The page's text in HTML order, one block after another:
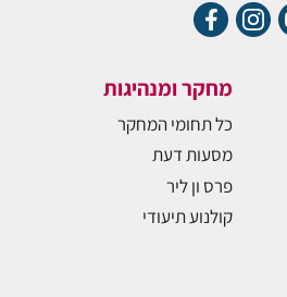
מחקר ומנהיגות
כל תחומי המחקר
מסעות דעת
פרס ון ליר
קולנוע תיעודי